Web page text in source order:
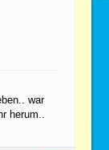
war
herum..